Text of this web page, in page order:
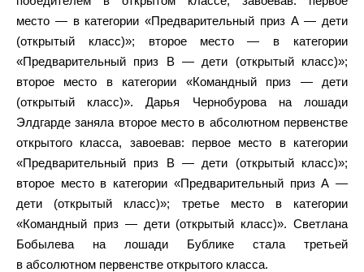
место — в категории «Предварительный приз А — дети
(открытый класс)»; второе место — в категории
«Предварительный приз В — дети (открытый класс)»;
второе место в категории «Командный приз — дети
(открытый класс)». Дарья Чернобурова на лошади
Элдгарде заняла второе место в абсолютном первенстве
открытого класса, завоевав: первое место в категории
«Предварительный приз В — дети (открытый класс)»;
второе место в категории «Предварительный приз А —
дети (открытый класс)»; третье место в категории
«Командный приз — дети (открытый класс)». Светлана
Бобылева на лошади Бублике стала третьей
в абсолютном первенстве открытого класса.